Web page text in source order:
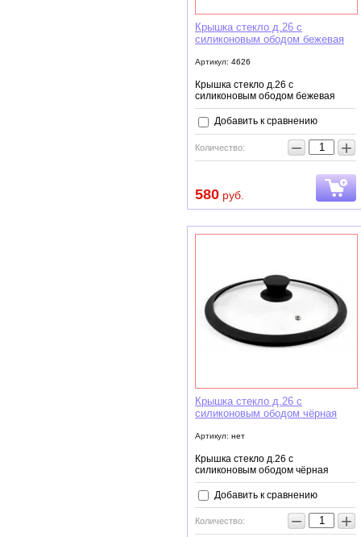
Крышка стекло д.26 с
силиконовым ободом бежевая
Артикул: 4626
Крышка стекло д.26 с
силиконовым ободом бежевая
Добавить к сравнению
Количество: − +
580 руб.
Крышка стекло д.26 с
силиконовым ободом чёрная
Артикул: нет
Крышка стекло д.26 с
силиконовым ободом чёрная
Добавить к сравнению
Количество: − +